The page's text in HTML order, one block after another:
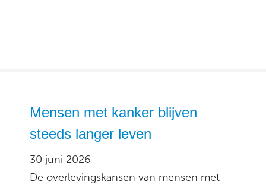
Mensen met kanker blijven
steeds langer leven
30 juni 2026
De overlevingskansen van mensen met